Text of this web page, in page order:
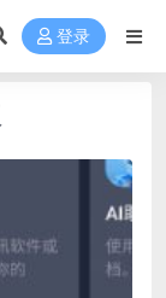
登录